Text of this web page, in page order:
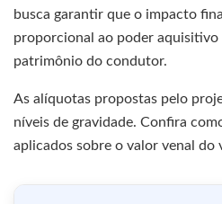
busca garantir que o impacto
proporcional ao poder
patrimônio do condutor.
As alíquotas propostas pelo
níveis de gravidade. Confira
aplicados sobre o valor venal do